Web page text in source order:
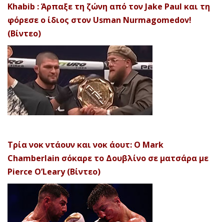
Khabib : Άρπαξε τη ζώνη από τον Jake Paul και τη
φόρεσε ο ίδιος στον Usman Nurmagomedov!
(Βίντεο)
Τρία νοκ ντάουν και νοκ άουτ: Ο Mark
Chamberlain σόκαρε το Δουβλίνο σε ματσάρα με
Pierce O’Leary (Βίντεο)